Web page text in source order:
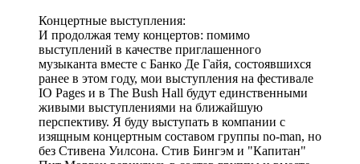
Концертные выступления:
И продолжая тему концертов: помимо
выступлений в качестве приглашенного
музыканта вместе с Банко Де Гайя, состоявшихся
ранее в этом году, мои выступления на фестивале
IO Pages и в The Bush Hall будут единственными
живыми выступлениями на ближайшую
перспективу. Я буду выступать в компании с
изящным концертным составом группы no-man, но
без Стивена Уилсона. Стив Бингэм и "Капитан"